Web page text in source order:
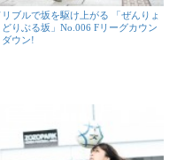
リブルで坂を駆け上がる 「ぜんりょ
どりぶる坂」No.006 Fリーグカウン
ダウン!